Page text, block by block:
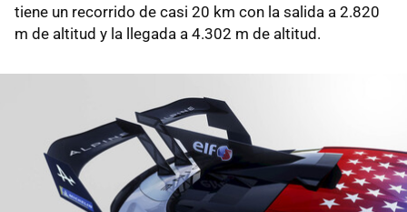
tiene un recorrido de casi 20 km con la salida a 2.820
m de altitud y la llegada a 4.302 m de altitud.